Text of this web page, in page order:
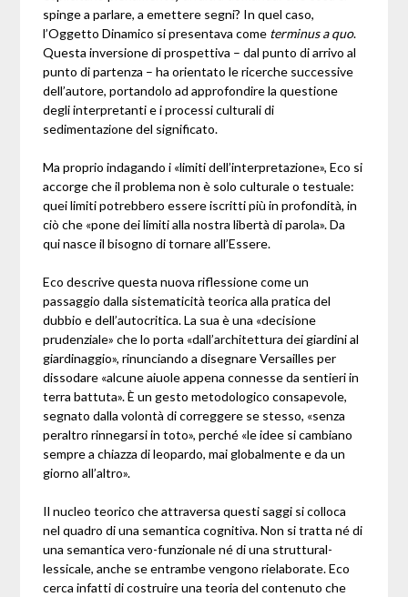
spinge a parlare, a emettere segni? In quel caso,
l’Oggetto Dinamico si presentava come terminus a quo.
Questa inversione di prospettiva – dal punto di arrivo al
punto di partenza – ha orientato le ricerche successive
dell’autore, portandolo ad approfondire la questione
degli interpretanti e i processi culturali di
sedimentazione del significato.
Ma proprio indagando i «limiti dell’interpretazione», Eco si
accorge che il problema non è solo culturale o testuale:
quei limiti potrebbero essere iscritti più in profondità, in
ciò che «pone dei limiti alla nostra libertà di parola». Da
qui nasce il bisogno di tornare all’Essere.
Eco descrive questa nuova riflessione come un
passaggio dalla sistematicità teorica alla pratica del
dubbio e dell’autocritica. La sua è una «decisione
prudenziale» che lo porta «dall’architettura dei giardini al
giardinaggio», rinunciando a disegnare Versailles per
dissodare «alcune aiuole appena connesse da sentieri in
terra battuta». È un gesto metodologico consapevole,
segnato dalla volontà di correggere se stesso, «senza
peraltro rinnegarsi in toto», perché «le idee si cambiano
sempre a chiazza di leopardo, mai globalmente e da un
giorno all’altro».
Il nucleo teorico che attraversa questi saggi si colloca
nel quadro di una semantica cognitiva. Non si tratta né di
una semantica vero-funzionale né di una struttural-
lessicale, anche se entrambe vengono rielaborate. Eco
cerca infatti di costruire una teoria del contenuto che